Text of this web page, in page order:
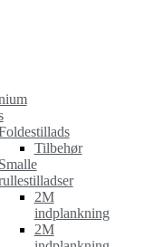
Tilbehør
Smalle
2M
indplankning
2M